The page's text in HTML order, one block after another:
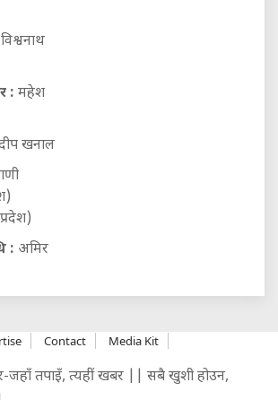
विश्वनाथ
: महेश
खनाल
: अमिर
Contact Media Kit
जहाँ तपाइँ, त्यहीं खबर || सबै खुशी होउन,